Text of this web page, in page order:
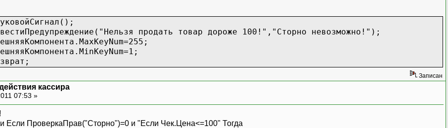
Тогда
СуммаСкидкиНаЧек-Чек.СуммаСоСкидкой<0) И (СкидкаНаЧек=0) И
сумма будет меньше нуля!","Сторно невозможно!");
продать товар дороже 100!","Сторно невозможно!");
Записан
кассира
07:53 »
Если ПроверкаПрав("Сторно")=0 и "Если Чек.Цена<=100" Тогда